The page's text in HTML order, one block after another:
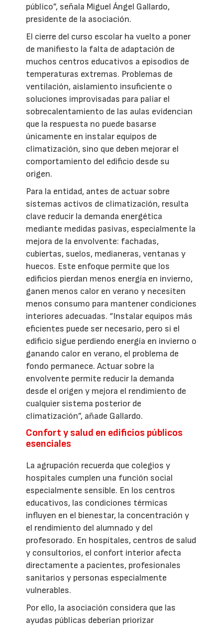
público”, señala Miguel Ángel Gallardo,
presidente de la asociación.
El cierre del curso escolar ha vuelto a poner
de manifiesto la falta de adaptación de
muchos centros educativos a episodios de
temperaturas extremas. Problemas de
ventilación, aislamiento insuficiente o
soluciones improvisadas para paliar el
sobrecalentamiento de las aulas evidencian
que la respuesta no puede basarse
únicamente en instalar equipos de
climatización, sino que deben mejorar el
comportamiento del edificio desde su
origen.
Para la entidad, antes de actuar sobre
sistemas activos de climatización, resulta
clave reducir la demanda energética
mediante medidas pasivas, especialmente la
mejora de la envolvente: fachadas,
cubiertas, suelos, medianeras, ventanas y
huecos. Este enfoque permite que los
edificios pierdan menos energía en invierno,
ganen menos calor en verano y necesiten
menos consumo para mantener condiciones
interiores adecuadas. “Instalar equipos más
eficientes puede ser necesario, pero si el
edificio sigue perdiendo energía en invierno o
ganando calor en verano, el problema de
fondo permanece. Actuar sobre la
envolvente permite reducir la demanda
desde el origen y mejora el rendimiento de
cualquier sistema posterior de
climatización”, añade Gallardo.
Confort y salud en edificios públicos
esenciales
La agrupación recuerda que colegios y
hospitales cumplen una función social
especialmente sensible. En los centros
educativos, las condiciones térmicas
influyen en el bienestar, la concentración y
el rendimiento del alumnado y del
profesorado. En hospitales, centros de salud
y consultorios, el confort interior afecta
directamente a pacientes, profesionales
sanitarios y personas especialmente
vulnerables.
Por ello, la asociación considera que las
ayudas públicas deberían priorizar